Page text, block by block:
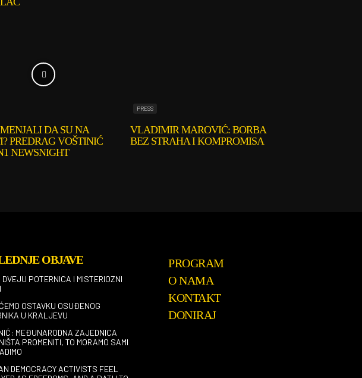
DA SU NA
PREDRAG VOŠTINIĆ
NEWSNIGHT
PRESS
VLADIMIR MAROVIĆ: BORBA
BEZ STRAHA I KOMPROMISA
OBJAVE
DVEJU POTERNICA I MISTERIOZNI
OSTAVKU OSUĐENOG
U KRALJEVU
MEĐUNARODNA ZAJEDNICA
PROMENITI, TO MORAMO SAMI
DEMOCRACY ACTIVISTS FEEL
PROGRAM
O NAMA
KONTAKT
DONIRAJ